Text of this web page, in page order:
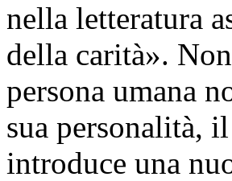
nella letteratura
della carità».
persona umana
sua personalità,
introduce una